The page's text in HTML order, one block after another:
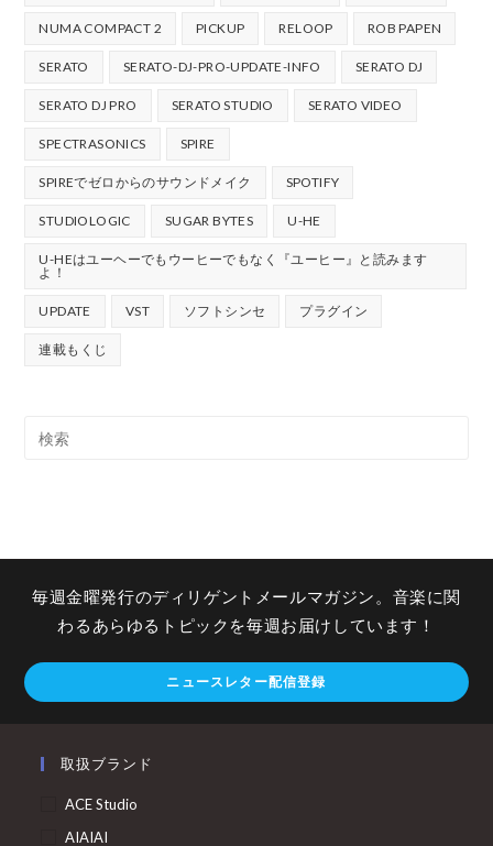
NUMA COMPACT 2 PICKUP RELOOP ROB PAPEN
SERATO SERATO-DJ-PRO-UPDATE-INFO SERATO DJ
SERATO DJ PRO SERATO STUDIO SERATO VIDEO
SPECTRASONICS SPIRE
SPIREでゼロからのサウンドメイク SPOTIFY
STUDIOLOGIC SUGAR BYTES U-HE
U-HEはユーヘーでもウーヒーでもなく『ユーヒー』と読みます
よ！
UPDATE VST ソフトシンセ プラグイン
連載もくじ
毎週金曜発行のディリゲントメールマガジン。音楽に関
わるあらゆるトピックを毎週お届けしています！
ニュースレター配信登録
取扱ブランド
ACE Studio
AIAIAI